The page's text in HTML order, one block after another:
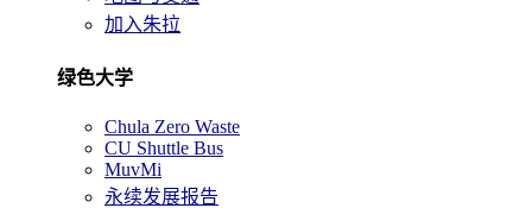
加入朱拉
绿色大学
Chula Zero Waste
CU Shuttle Bus
MuvMi
永续发展报告